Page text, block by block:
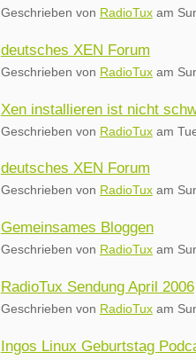
Geschrieben von RadioTuxam
deutsches XEN Forum
Geschrieben von RadioTuxam
Xen installieren ist nicht
Geschrieben von RadioTuxam
deutsches XEN Forum
Geschrieben von RadioTuxam
Gemeinsames Bloggen
Geschrieben von RadioTuxam
RadioTux Sendung April 2006
Geschrieben von RadioTuxam
Ingos Linux Geburtstag